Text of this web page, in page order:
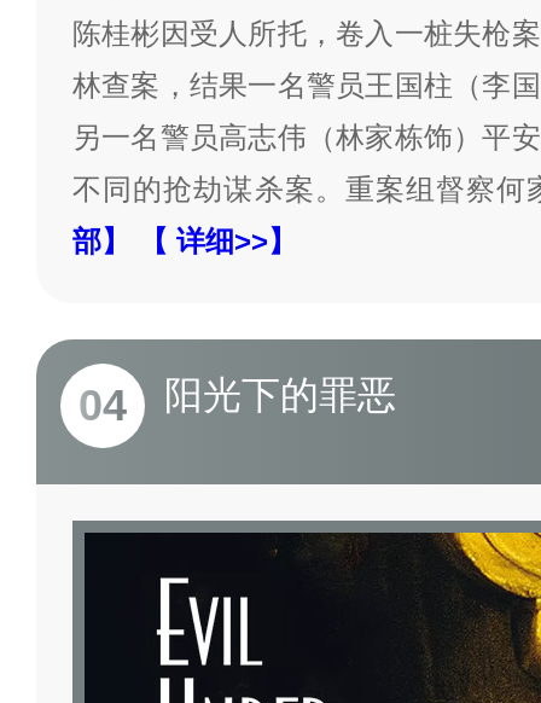
陈桂彬因受人所托，卷入一桩失枪
林查案，结果一名警员王国柱（李
另一名警员高志伟（林家栋饰）平
不同的抢劫谋杀案。重案组督察何
部】
【 详细>>】
04 阳光下的罪恶